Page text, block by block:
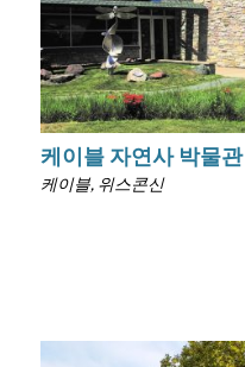
케이블 자연사 박물관
케이블, 위스콘신